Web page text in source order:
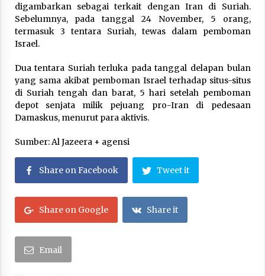
digambarkan sebagai terkait dengan Iran di Suriah.
Sebelumnya, pada tanggal 24 November, 5 orang,
termasuk 3 tentara Suriah, tewas dalam pemboman
Israel.
Dua tentara Suriah terluka pada tanggal delapan bulan
yang sama akibat pemboman Israel terhadap situs-situs
di Suriah tengah dan barat, 5 hari setelah pemboman
depot senjata milik pejuang pro-Iran di pedesaan
Damaskus, menurut para aktivis.
Sumber: Al Jazeera + agensi
Share on Facebook Tweet it
Share on Google Share it
Email